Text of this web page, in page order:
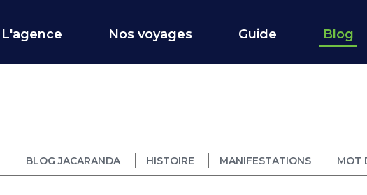
L'agence Nos voyages Guide Blog
BLOG JACARANDA HISTOIRE MANIFESTATIONS MOT